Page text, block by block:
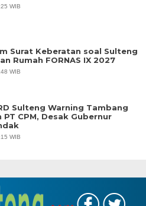
WIB
Surat Keberatan soal Sulteng
Rumah FORNAS IX 2027
WIB
Sulteng Warning Tambang
PT CPM, Desak Gubernur
WIB